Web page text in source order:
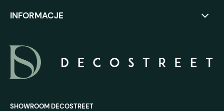
INFORMACJE
SHOWROOM DECOSTREET